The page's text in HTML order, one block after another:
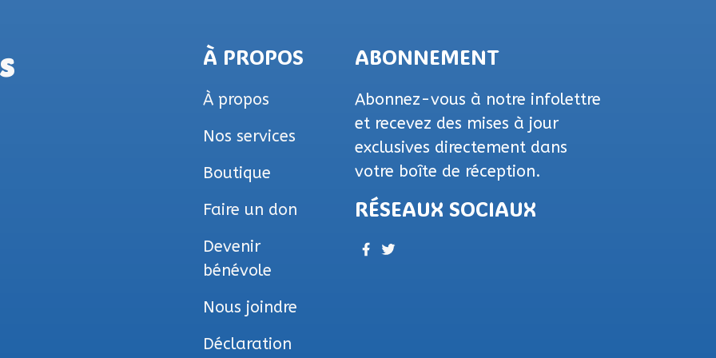
À PROPOS
À propos
Nos services
Boutique
Faire un don
Devenir
bénévole
Nous joindre
Déclaration
ABONNEMENT
Abonnez-vous à notre infolettre
et recevez des mises à jour
exclusives directement dans
votre boîte de réception.
RÉSEAUX SOCIAUX